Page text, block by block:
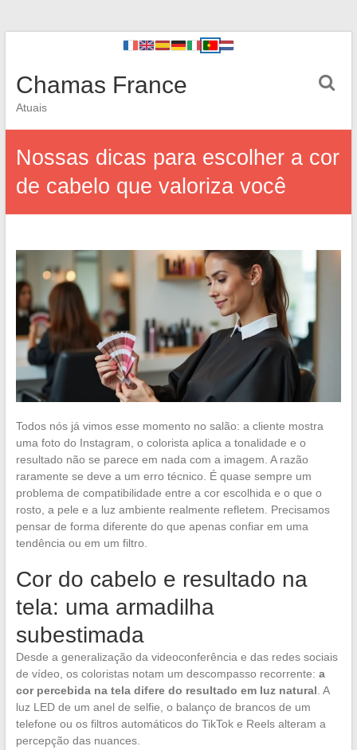
Chamas France
Atuais
Nossas dicas para escolher a cor
de cabelo que valoriza você
Todos nós já vimos esse momento no salão: a cliente mostra
uma foto do Instagram, o colorista aplica a tonalidade e o
resultado não se parece em nada com a imagem. A razão
raramente se deve a um erro técnico. É quase sempre um
problema de compatibilidade entre a cor escolhida e o que o
rosto, a pele e a luz ambiente realmente refletem. Precisamos
pensar de forma diferente do que apenas confiar em uma
tendência ou em um filtro.
Cor do cabelo e resultado na
tela: uma armadilha
subestimada
Desde a generalização da videoconferência e das redes sociais
de vídeo, os coloristas notam um descompasso recorrente: a
cor percebida na tela difere do resultado em luz natural . A
luz LED de um anel de selfie, o balanço de brancos de um
telefone ou os filtros automáticos do TikTok e Reels alteram a
percepção das nuances.